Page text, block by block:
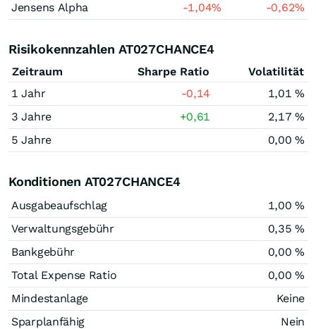
Jensens Alpha
-1,04% -0,62%
Risikokennzahlen AT027CHANCE4
Zeitraum Sharpe Ratio
Volatilität
1 Jahr
-0,14
1,01 %
3 Jahre
+0,61
2,17 %
5 Jahre
0,00 %
Konditionen AT027CHANCE4
Ausgabeaufschlag
1,00 %
Verwaltungsgebühr
0,35 %
Bankgebühr
0,00 %
Total Expense Ratio
0,00 %
Mindestanlage
Keine
Sparplanfähig
Nein